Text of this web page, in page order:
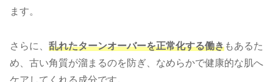
ます。
さらに、 乱れたターンオーバーを正常化する働きもあるた
め、古い角質が溜まるのを防ぎ、なめらかで健康的な肌へ
ケアしてくれる成分です。